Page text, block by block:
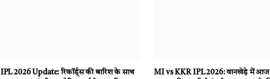
IPL 2026 Update: रिकॉर्ड्स की बारिश के साथ MI vs KKR IPL 2026: वानखेड़े में आज